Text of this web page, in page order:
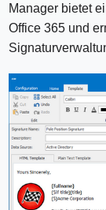
Manager bietet
Office 365 und